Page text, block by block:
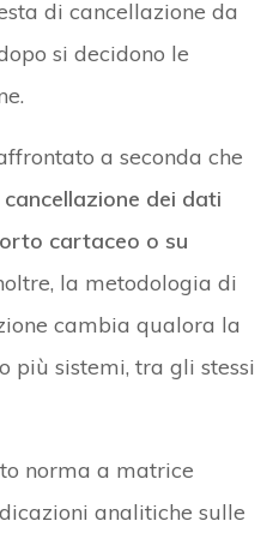
di cancellazione da
si decidono le
a seconda che
dei dati
cartaceo o su
la metodologia di
cambia qualora la
più sistemi, tra gli stessi
norma a matrice
analitiche sulle